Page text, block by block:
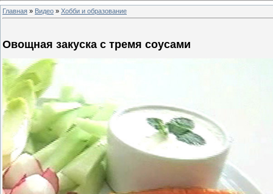
Главная » Видео » Хобби и образование
Овощная закуска с тремя соусами